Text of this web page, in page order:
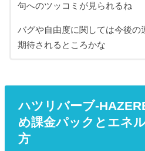
句へのツッコミが見られるね
バグや自由度に関しては今後の
期待されるところかな
ハツリバーブ-
め課金パックとエネ
方